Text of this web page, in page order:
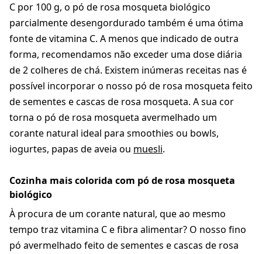
C por 100 g, o pó de rosa mosqueta biológico
parcialmente desengordurado também é uma ótima
fonte de vitamina C. A menos que indicado de outra
forma, recomendamos não exceder uma dose diária
de 2 colheres de chá. Existem inúmeras receitas nas é
possível incorporar o nosso pó de rosa mosqueta feito
de sementes e cascas de rosa mosqueta. A sua cor
torna o pó de rosa mosqueta avermelhado um
corante natural ideal para smoothies ou bowls,
iogurtes, papas de aveia ou muesli.
Cozinha mais colorida com pó de rosa mosqueta
biológico
À procura de um corante natural, que ao mesmo
tempo traz vitamina C e fibra alimentar? O nosso fino
pó avermelhado feito de sementes e cascas de rosa